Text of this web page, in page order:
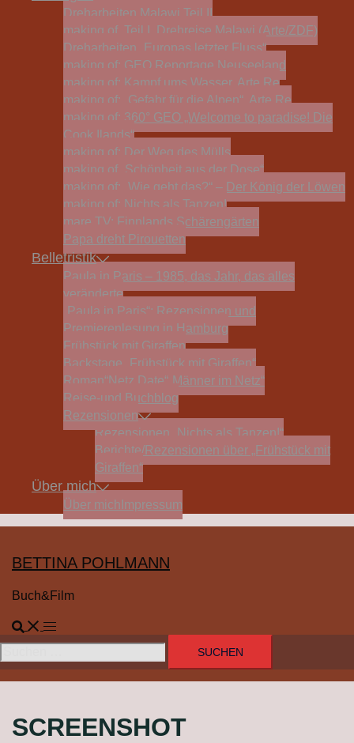
Dreharbeiten Malawi Teil II
making of, Teil I, Drehreise Malawi (Arte/ZDF)
Dreharbeiten „Europas letzter Fluss“
making of: GEO Reportage Neuseeland
making of: Kampf ums Wasser, Arte Re
making of: „Gefahr für die Alpen“, Arte Re
making of: 360° GEO „Welcome to paradise! Die
Cook Ilands“
making of: Der Weg des Mülls
making of „Schönheit aus der Dose“
making of: „Wie geht das?“ – Der König der Löwen
making of: Nichts als Tanzen!
mare TV: Finnlands Schärengärten
Papa dreht Pirouetten
Belletristik
Paula in Paris – 1985, das Jahr, das alles
veränderte
„Paula in Paris“: Rezensionen und
Premierenlesung in Hamburg
Frühstück mit Giraffen
Backstage „Frühstück mit Giraffen“
Roman“Netz Date“ „Männer im Netz“
Reise-und Buchblog
Rezensionen
Rezensionen „Nichts als Tanzen!“
Berichte/Rezensionen über „Frühstück mit
Giraffen“
Über mich
Über mich Impressum
BETTINA POHLMANN
Buch&Film
SucheMenü
umschalten
nach:
SCREENSHOT